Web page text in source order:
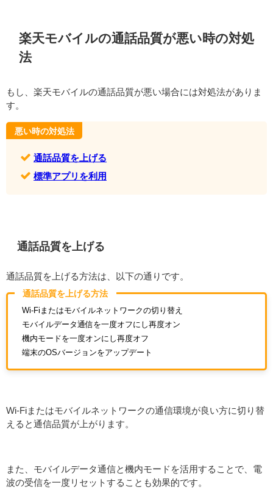
楽天モバイルの通話品質が悪い時の対処
法
もし、楽天モバイルの通話品質が悪い場合には対処法がありま
す。
悪い時の対処法
通話品質を上げる
標準アプリを利用
通話品質を上げる
通話品質を上げる方法は、以下の通りです。
通話品質を上げる方法
Wi-Fiまたはモバイルネットワークの切り替え
モバイルデータ通信を一度オフにし再度オン
機内モードを一度オンにし再度オフ
端末のOSバージョンをアップデート
Wi-Fiまたはモバイルネットワークの通信環境が良い方に切り替
えると通信品質が上がります。
また、モバイルデータ通信と機内モードを活用することで、電
波の受信を一度リセットすることも効果的です。